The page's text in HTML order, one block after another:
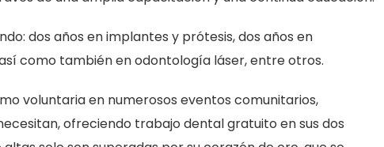
dos años en implantes y prótesis, dos años en
como también en odontología láser, entre otros.
voluntaria en numerosos eventos comunitarios,
ofreciendo trabajo dental gratuito en sus dos